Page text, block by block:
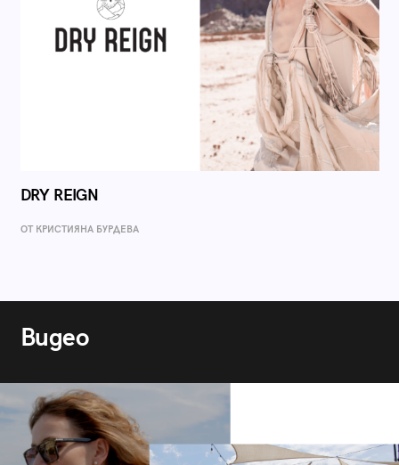
DRY REIGN
ОТ КРИСТИЯНА БУРДЕВА
Видео